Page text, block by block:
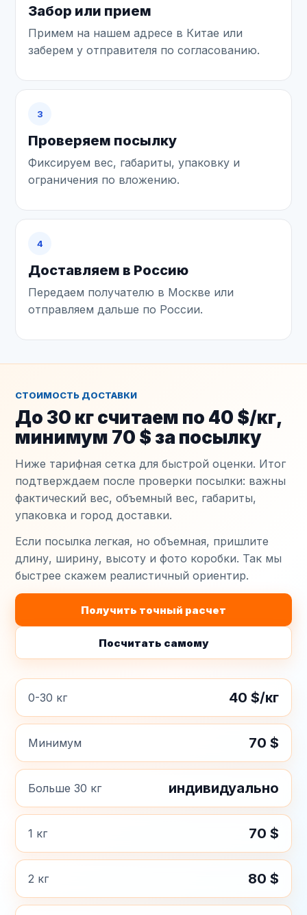
Забор или прием
Примем на нашем адресе в Китае или
заберем у отправителя по согласованию.
3
Проверяем посылку
Фиксируем вес, габариты, упаковку и
ограничения по вложению.
4
Доставляем в Россию
Передаем получателю в Москве или
отправляем дальше по России.
СТОИМОСТЬ ДОСТАВКИ
До 30 кг считаем по 40 $/кг,
минимум 70 $ за посылку
Ниже тарифная сетка для быстрой оценки. Итог
подтверждаем после проверки посылки: важны
фактический вес, объемный вес, габариты,
упаковка и город доставки.
Если посылка легкая, но объемная, пришлите
длину, ширину, высоту и фото коробки. Так мы
быстрее скажем реалистичный ориентир.
Получить точный расчет
Посчитать самому
0-30 кг 40 $/кг
Минимум 70 $
Больше 30 кг индивидуально
1 кг 70 $
2 кг 80 $